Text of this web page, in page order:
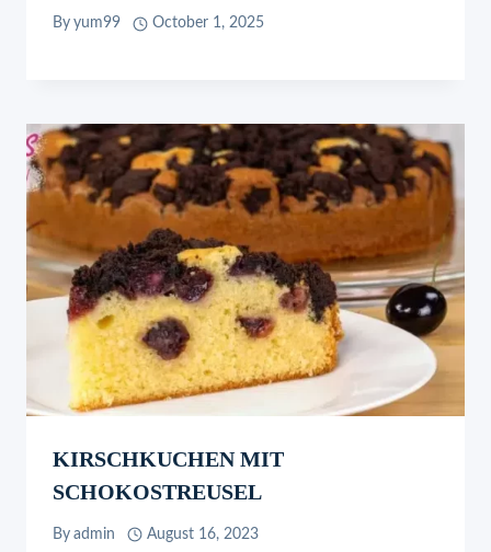
By yum99 October 1, 2025
KIRSCHKUCHEN MIT
SCHOKOSTREUSEL
By admin August 16, 2023